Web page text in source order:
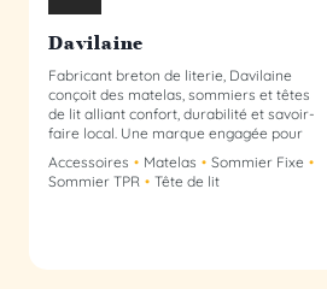
Davilaine
Fabricant breton de literie, Davilaine
conçoit des matelas, sommiers et têtes
de lit alliant confort, durabilité et savoir-
faire local. Une marque engagée pour
Accessoires Matelas
Sommier Fixe
Sommier TPR
Tête de lit